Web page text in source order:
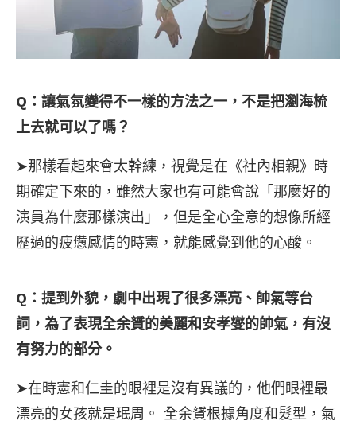
Q：讓氣氛變得不一樣的方法之一，不是把瀏海梳
上去就可以了嗎？
➤那樣看起來會太幹練，視覺是在《社內相親》時
期確定下來的，雖然大家也有可能會說「那麼好的
演員為什麼那樣演出」，但是全心全意的想像所經
歷過的疲憊感情的時憲，就能感覺到他的心酸。
Q：提到外貌，劇中出現了很多漂亮、帥氣等台
詞，為了表現全余贇的美麗和安孝燮的帥氣，有沒
有努力的部分。
➤在時憲和仁圭的眼裡是沒有異議的，他們眼裡最
漂亮的女孩就是珉周。 全余贇根據角度和髮型，氣